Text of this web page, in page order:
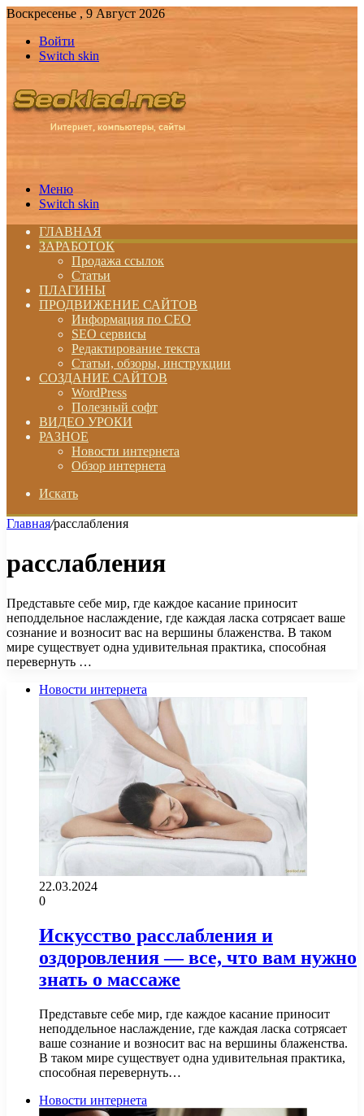
Воскресенье , 9 Август 2026
Войти
Switch skin
Меню
Switch skin
ГЛАВНАЯ
ЗАРАБОТОК
Продажа ссылок
Статьи
ПЛАГИНЫ
ПРОДВИЖЕНИЕ САЙТОВ
Информация по СЕО
SEO сервисы
Редактирование текста
Статьи, обзоры, инструкции
СОЗДАНИЕ САЙТОВ
WordPress
Полезный софт
ВИДЕО УРОКИ
РАЗНОЕ
Новости интернета
Обзор интернета
Искать
Главная/расслабления
расслабления
Представьте себе мир, где каждое касание приносит
неподдельное наслаждение, где каждая ласка сотрясает ваше
сознание и возносит вас на вершины блаженства. В таком
мире существует одна удивительная практика, способная
перевернуть …
Новости интернета
22.03.2024
0
Искусство расслабления и
оздоровления — все, что вам нужно
знать о массаже
Представьте себе мир, где каждое касание приносит
неподдельное наслаждение, где каждая ласка сотрясает
ваше сознание и возносит вас на вершины блаженства.
В таком мире существует одна удивительная практика,
способная перевернуть…
Новости интернета